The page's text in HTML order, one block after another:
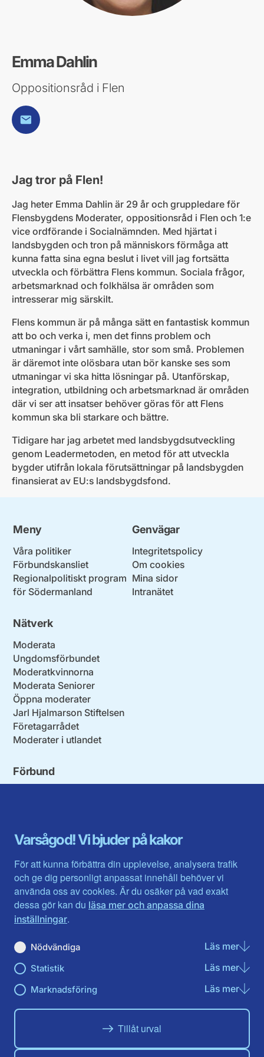
Varsågod! Vi bjuder på kakor
För att kunna förbättra din upplevelse, analysera trafik
och ge dig personligt anpassat innehåll behöver vi
använda oss av cookies. Är du osäker på vad exakt
dessa gör kan du läsa mer och anpassa dina
inställningar.
Nödvändiga Läs merom
Statistik Läs merom
Marknadsföring Läs merom
Tillåt urval
Emma Dahlin
Oppositionsråd i Flen
E-post
Jag tror på Flen!
Jag heter Emma Dahlin är 29 år och gruppledare för
Flensbygdens Moderater, oppositionsråd i Flen och 1:e
vice ordförande i Socialnämnden. Med hjärtat i
landsbygden och tron på människors förmåga att
kunna fatta sina egna beslut i livet vill jag fortsätta
utveckla och förbättra Flens kommun. Sociala frågor,
arbetsmarknad och folkhälsa är områden som
intresserar mig särskilt.
Flens kommun är på många sätt en fantastisk kommun
att bo och verka i, men det finns problem och
utmaningar i vårt samhälle, stor som små. Problemen
är däremot inte olösbara utan bör kanske ses som
utmaningar vi ska hitta lösningar på. Utanförskap,
integration, utbildning och arbetsmarknad är områden
där vi ser att insatser behöver göras för att Flens
kommun ska bli starkare och bättre.
Tidigare har jag arbetet med landsbygdsutveckling
genom Leadermetoden, en metod för att utveckla
bygder utifrån lokala förutsättningar på landsbygden
finansierat av EU:s landsbygdsfond.
Meny
Våra politiker
Förbundskansliet
Regionalpolitiskt program
för Södermanland
Genvägar
Integritetspolicy
Om cookies
Mina sidor
Intranätet
Nätverk
Moderata
Ungdomsförbundet
Moderatkvinnorna
Moderata Seniorer
Öppna moderater
Jarl Hjalmarson Stiftelsen
Företagarrådet
Moderater i utlandet
Förbund
Gävleborg
Halland
Jämtlands län
Jönköpings län
Kalmar län
Kronobergs län
Norrbotten
Skåne län
Värmlands län
Västerbotten
Västra Götaland
Västernorrland
Västmanland
Örebro län
Östergötland
Du hittar oss här på sociala medier
Facebook
Instagram